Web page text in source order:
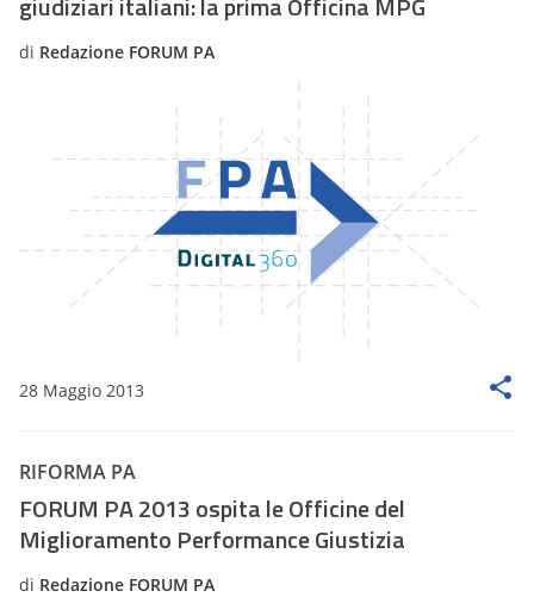
di Redazione FORUM PA
28 Maggio 2013
RIFORMA PA
FORUM PA 2013 ospita le Officine del
Miglioramento Performance Giustizia
di Redazione FORUM PA